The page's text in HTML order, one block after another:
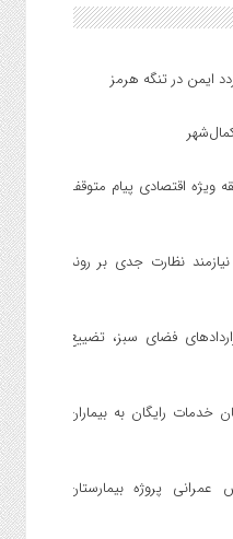
ایمن در تنگه هرمز
ویژه اقتصادی پیام متوقف
نظارت جدی بر روند
فضای سبز، تضییع
میلیارد تومان خدمات رایگان به بیماران
پروژه بیمارستان